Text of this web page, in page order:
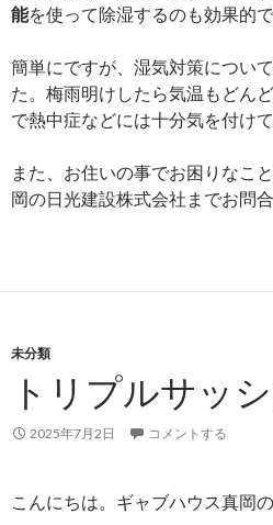
能を使って除湿するのも効果的で
簡単にですが、湿気対策につい
た。梅雨明けしたら気温もどん
で熱中症などには十分気を付け
また、お住いの事でお困りなこ
岡の日光建設株式会社までお問
未分類
トリプルサッ
2025年7月2日 コメントする
こんにちは。ギャブハウス真岡の